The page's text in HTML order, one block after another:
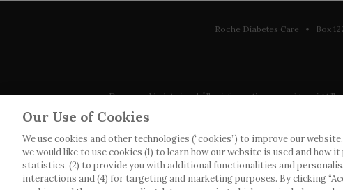
Roche Diabetes Care • Box
Denna webbplats innehåller information som riktar sig till
observera att vi inte tar något ansvar för information
Roche har inte alltid möjlighet att kvalitetssäkra andras
webbplatser som det länkas till. Kopiering av material
Our Use of Cookies
We use cookies and other technologies (“cookies”) to improve our
we would like to use cookies (1) to learn how our website is used and
statistics, (2) to provide you with additional functionalities and
interactions and (4) for targeting and marketing purposes. By clicking